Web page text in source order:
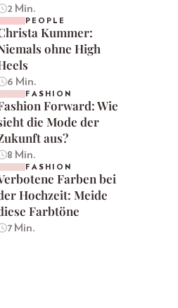
2 Min.
PEOPLE
Kummer:
ohne High
6 Min.
FASHION
Forward: Wie
die Mode der
aus?
8 Min.
FASHION
Farben bei
Hochzeit: Meide
Farbtöne
7 Min.